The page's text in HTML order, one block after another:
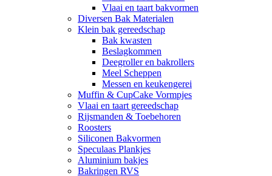
Vlaai en taart bakvormen
Diversen Bak Materialen
Klein bak gereedschap
Bak kwasten
Beslagkommen
Deegroller en bakrollers
Meel Scheppen
Messen en keukengerei
Muffin & CupCake Vormpjes
Vlaai en taart gereedschap
Rijsmanden & Toebehoren
Roosters
Siliconen Bakvormen
Speculaas Plankjes
Aluminium bakjes
Bakringen RVS